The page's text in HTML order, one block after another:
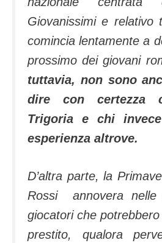
Giovanissimi e relativo
comincia lentamente a
prossimo dei giovani
tuttavia, non sono
dire con certezza
Trigoria e chi
esperienza altrove.
D’altra parte, la
Rossi annovera
giocatori che
prestito, qualora